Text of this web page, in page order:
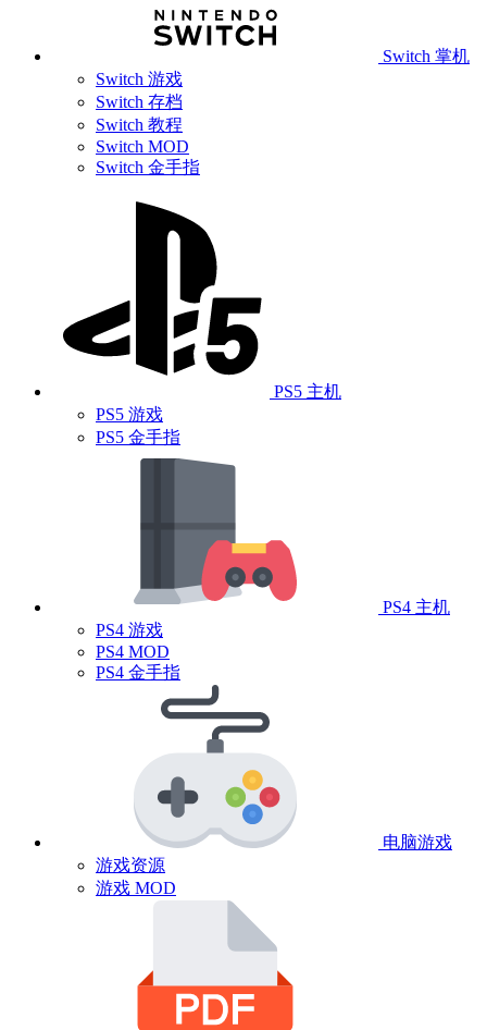
Switch 掌机
Switch 游戏
Switch 存档
Switch 教程
Switch MOD
Switch 金手指
PS5 主机
PS5 游戏
PS5 金手指
PS4 主机
PS4 游戏
PS4 MOD
PS4 金手指
电脑游戏
游戏资源
游戏 MOD